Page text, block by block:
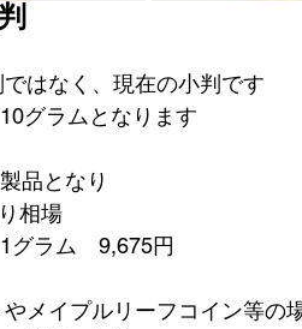
はなく、現在の小判です
グラムとなります
品となり
相場
グラム　9,675円
メイプルリーフコイン等の